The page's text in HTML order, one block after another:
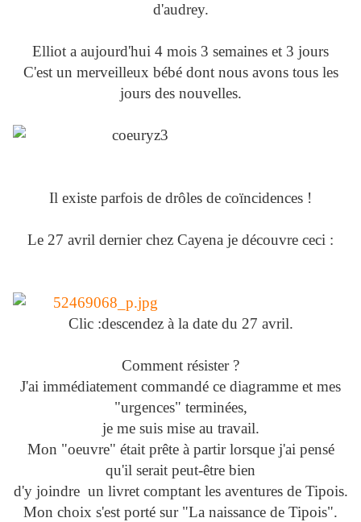
d'audrey.
Elliot a aujourd'hui 4 mois 3 semaines et 3 jours
C'est un merveilleux bébé dont nous avons tous les
jours des nouvelles.
Il existe parfois de drôles de coïncidences !
Le 27 avril dernier chez Cayena je découvre ceci :
Clic :descendez à la date du 27 avril.
Comment résister ?
J'ai immédiatement commandé ce diagramme et mes
"urgences" terminées,
je me suis mise au travail.
Mon "oeuvre" était prête à partir lorsque j'ai pensé
qu'il serait peut-être bien
d'y joindre un livret comptant les aventures de Tipois.
Mon choix s'est porté sur "La naissance de Tipois".